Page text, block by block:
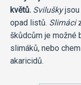
květů. Sviluškyjsou
opad listů. Slimáci
škůdcům je možné
slimáků, nebo
akaricidů.